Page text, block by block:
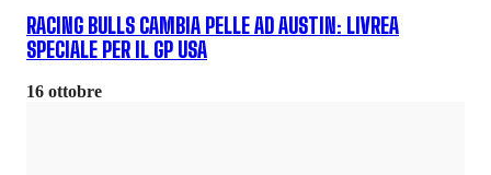
RACING BULLS CAMBIA PELLE AD AUSTIN: LIVREA
SPECIALE PER IL GP USA
16 ottobre